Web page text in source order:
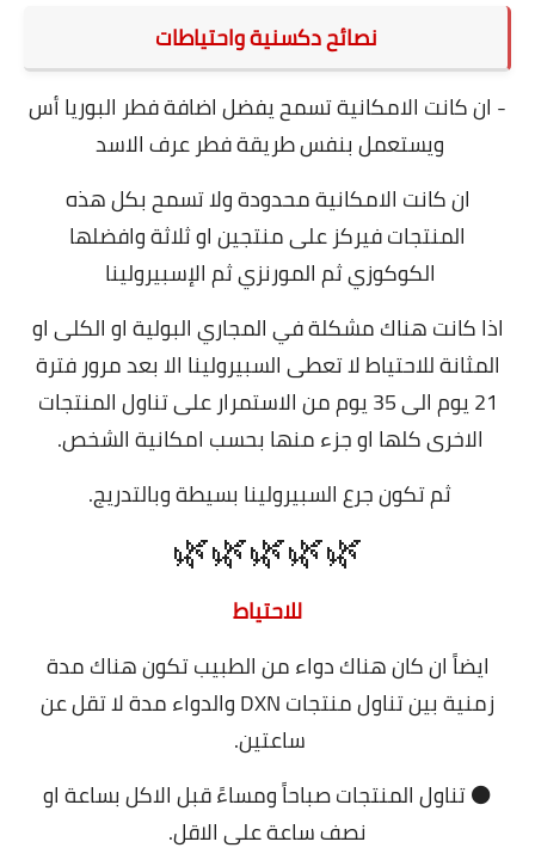
نصائح دكسنية واحتياطات
- ان كانت الامكانية تسمح يفضل اضافة فطر البوريا أس
ويستعمل بنفس طريقة فطر عرف الاسد
ان كانت الامكانية محدودة ولا تسمح بكل هذه
المنتجات فيركز على منتجين او ثلاثة وافضلها
الكوكوزي ثم المورنزي ثم الإسبيرولينا
اذا كانت هناك مشكلة في المجاري البولية او الكلى او
المثانة للاحتياط لا تعطى السبيرولينا الا بعد مرور فترة
21 يوم الى 35 يوم من الاستمرار على تناول المنتجات
الاخرى كلها او جزء منها بحسب امكانية الشخص.
ثم تكون جرع السبيرولينا بسيطة وبالتدريج.
🌿🌿🌿🌿🌿
للاحتياط
ايضاً ان كان هناك دواء من الطبيب تكون هناك مدة
زمنية بين تناول منتجات DXN والدواء مدة لا تقل عن
ساعتين.
⚫ تناول المنتجات صباحاً ومساءً قبل الاكل بساعة او
نصف ساعة على الاقل.